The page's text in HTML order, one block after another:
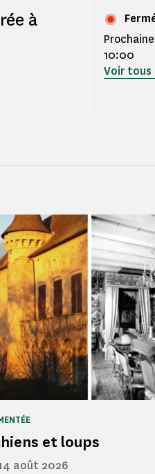
10:00
Voir tous
à
et loups
août 2026